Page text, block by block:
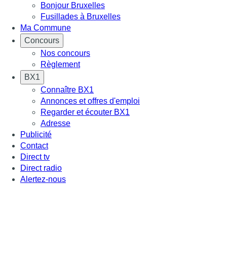
Bonjour Bruxelles
Fusillades à Bruxelles
Ma Commune
Concours
Nos concours
Règlement
BX1
Connaître BX1
Annonces et offres d'emploi
Regarder et écouter BX1
Adresse
Publicité
Contact
Direct tv
Direct radio
Alertez-nous